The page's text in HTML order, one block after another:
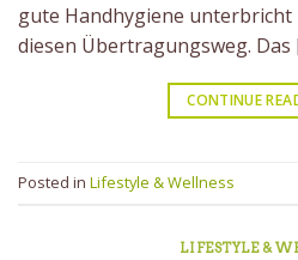
gute Handhygiene unterbricht
diesen Übertragungsweg. Das
CONTINUE
Posted in Lifestyle & Wellness
LIFESTYLE &